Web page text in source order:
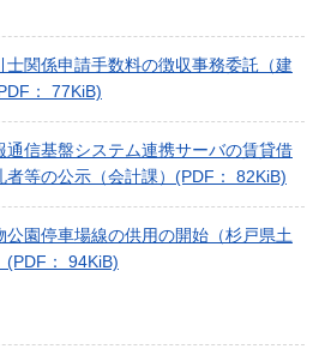
士関係申請手数料の徴収事務委託（建
： 77KiB)
通信基盤システム連携サーバの賃貸借
者等の公示（会計課）(PDF： 82KiB)
公園停車場線の供用の開始（杉戸県土
(PDF： 94KiB)